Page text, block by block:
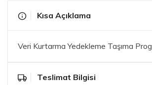
Kısa Açıklama
Veri Kurtarma Yedekleme Taşıma
Teslimat Bilgisi